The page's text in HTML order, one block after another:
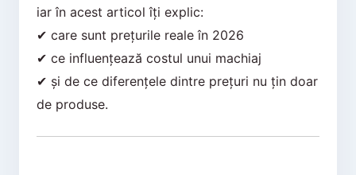
iar în acest articol îți explic:
✔ care sunt prețurile reale în 2026
✔ ce influențează costul unui machiaj
✔ și de ce diferențele dintre prețuri nu țin doar
de produse.